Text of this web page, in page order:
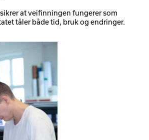
at veifinningen fungerer som
tåler både tid, bruk og endringer.